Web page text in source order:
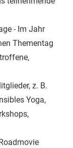
- Im Jahr
Thementag
z. B.
Yoga,